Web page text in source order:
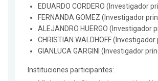
EDUARDO CORDERO (Investigador
FERNANDA GOMEZ (Investigador
ALEJANDRO HUERGO (Investigador
CHRISTIAN WALDHOFF
GIANLUCA GARGINI (Investigador
Instituciones participantes: